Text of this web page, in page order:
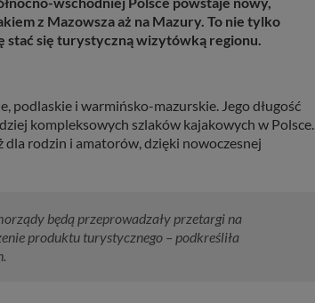
z Mazowsza aż na Mazury. To nie tylko
stać się turystyczną wizytówką regionu.
podlaskie i warmińsko-mazurskie. Jego długość
kompleksowych szlaków kajakowych w Polsce.
rodzin i amatorów, dzięki nowoczesnej
będą przeprowadzały przetargi na
produktu turystycznego – podkreśliła